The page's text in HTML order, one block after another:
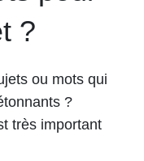
?
ou mots qui
?
très important